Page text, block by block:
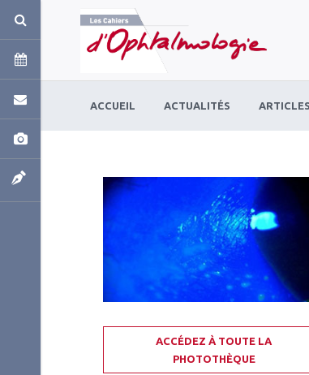
ACCUEIL ACTUALITÉS ARTICLES
ACCÉDEZ À TOUTE LA
PHOTOTHÈQUE
Panneau de gestion des cookies